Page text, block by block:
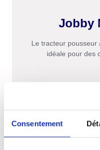
Consentement
Jobby
Le tracteur pousseur
idéale pour des